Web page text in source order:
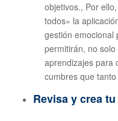
objetivos., Por
todos» la
gestión emocional
permitirán, no solo
aprendizajes para
cumbres que
Revisa y crea